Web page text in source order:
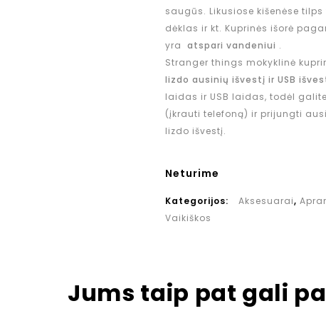
saugūs. Likusiose kišenėse
dėklas ir kt. Kuprinės išorė
yra atspari vandeniui .
Stranger things mokyklinė
lizdo ausinių išvestį ir USB
laidas ir USB laidas, todėl
(įkrauti telefoną) ir prijungti
lizdo išvestį.
Neturime
Kategorijos: Aksesuarai,
Vaikiškos
Jums taip pat gali